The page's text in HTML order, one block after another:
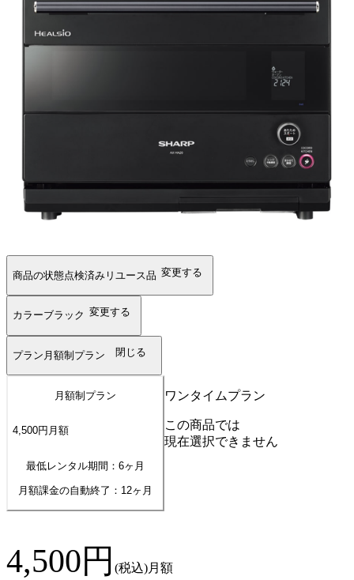
商品の状態点検済みリユース品 変更する
カラーブラック 変更する
プラン 月額制プラン 閉じる
月額制プラン
4,500円 月額
最低レンタル期間：6ヶ月
月額課金の自動終了： 12ヶ月
ワンタイムプラン
この商品では
現在選択できません
4,500円 (税込)月額